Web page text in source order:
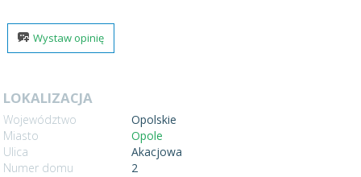
Wystaw opinię
LOKALIZACJA
Województwo
Opolskie
Miasto
Opole
Ulica
Akacjowa
Numer domu
2